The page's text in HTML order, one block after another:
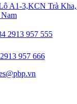
A1-3,KCN Trà
2913 957 555
957 666